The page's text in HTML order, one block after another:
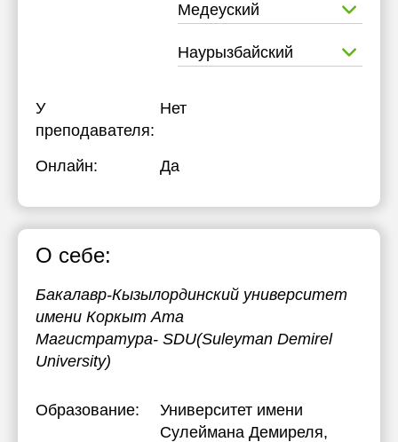
Медеуский
Наурызбайский
У
преподавателя:
Нет
Онлайн: Да
О себе:
Бакалавр-Кызылординский университет
имени Коркыт Ата
Магистратура- SDU(Suleyman Demirel
University)
Образование:
Университет имени
Сулеймана Демиреля,